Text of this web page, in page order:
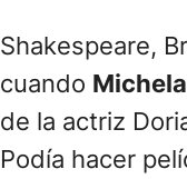
Shakespeare,
cuando
de la actriz
Podía hacer